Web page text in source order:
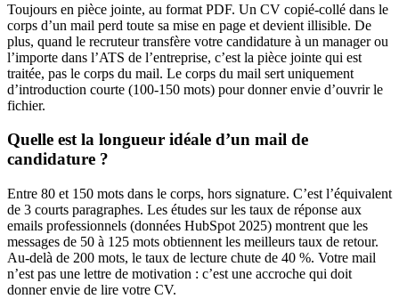
Toujours en pièce jointe, au format PDF. Un CV copié-collé dans le
corps d’un mail perd toute sa mise en page et devient illisible. De
plus, quand le recruteur transfère votre candidature à un manager ou
l’importe dans l’ATS de l’entreprise, c’est la pièce jointe qui est
traitée, pas le corps du mail. Le corps du mail sert uniquement
d’introduction courte (100-150 mots) pour donner envie d’ouvrir le
fichier.
Quelle est la longueur idéale d’un mail de
candidature ?
Entre 80 et 150 mots dans le corps, hors signature. C’est l’équivalent
de 3 courts paragraphes. Les études sur les taux de réponse aux
emails professionnels (données HubSpot 2025) montrent que les
messages de 50 à 125 mots obtiennent les meilleurs taux de retour.
Au-delà de 200 mots, le taux de lecture chute de 40 %. Votre mail
n’est pas une lettre de motivation : c’est une accroche qui doit
donner envie de lire votre CV.